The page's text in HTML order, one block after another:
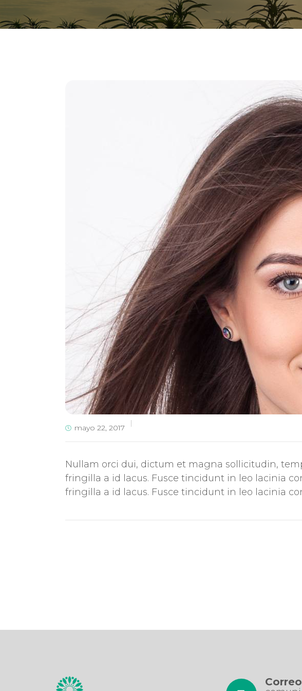
mayo 22, 2017
Nullam orci dui, dictum et magna sollicitudin,
fringilla a id lacus. Fusce tincidunt in leo lacinia
fringilla a id lacus. Fusce tincidunt in leo lacinia
Correo